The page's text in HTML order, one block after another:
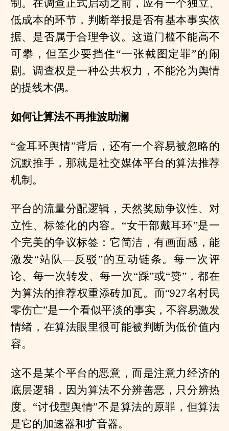
制。在调查正式启动之前，应有一个独立、
低成本的环节，判断举报是否有基本事实依
据、是否属于合理争议。这道门槛不能高不
可攀，但至少要挡住“一张截图定罪”的闹
剧。调查权是一种公共权力，不能沦为舆情
的提线木偶。
如何让算法不再推波助澜
“金耳环舆情”背后，还有一个容易被忽略的
沉默推手，那就是社交媒体平台的算法推荐
机制。
平台的流量分配逻辑，天然奖励争议性、对
立性、标签化的内容。“女干部戴耳环”是一
个完美的争议标签：它简洁，有画面感，能
激发“站队—反驳”的互动链条。每一次评
论、每一次转发、每一次“踩”或“赞”，都在
为算法的推荐权重添砖加瓦。而“927名村民
零伤亡”是一个看似平淡的事实，不容易激发
情绪，在算法眼里很可能被判断为低价值内
容。
这不是某个平台的恶意，而是注意力经济的
底层逻辑，因为算法不分辨善恶，只分辨热
度。“讨伐型舆情”不是算法的原罪，但算法
是它的加速器和扩音器。